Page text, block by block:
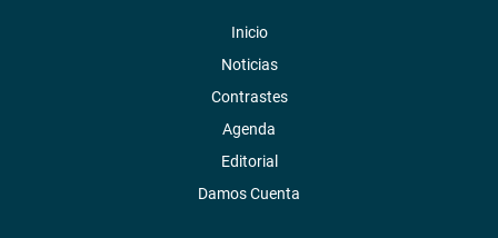
Inicio
Noticias
Contrastes
Agenda
Editorial
Damos Cuenta